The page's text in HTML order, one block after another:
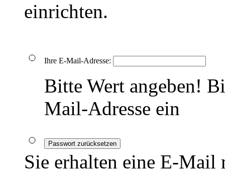
einrichten.
Ihre E-Mail-Adresse:
Bitte Wert angeben!
Mail-Adresse ein
Passwort zurücksetzen
Sie erhalten eine E-